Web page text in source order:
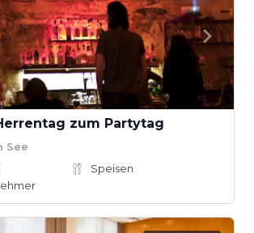
zum Partytag
See
Speisen